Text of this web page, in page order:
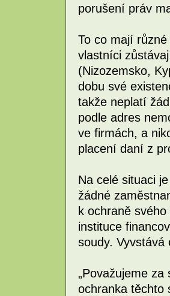
porušení práv
To co mají
vlastníci
(Nizozemsko,
dobu své
takže neplatí
podle adres
ve firmách, a
placení daní z
Na celé situaci
žádné
k ochraně
instituce
soudy. Vyvstává
„Považujeme
ochranka těchto